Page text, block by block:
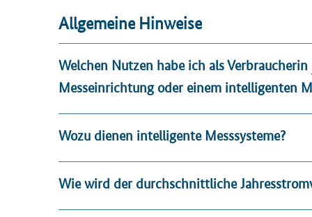
Allgemeine Hinweise
Welchen Nutzen habe ich als Verbraucherin
Messeinrichtung oder einem intelligenten
Wozu dienen intelligente Messsysteme?
Wie wird der durchschnittliche